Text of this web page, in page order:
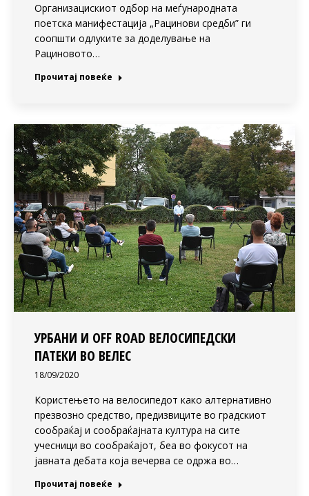
Организацискиот одбор на меѓународната
поетска манифестација „Рацинови средби” ги
соопшти одлуките за доделување на
Рациновото…
Прочитај повеќе
УРБАНИ И OFF ROAD ВЕЛОСИПЕДСКИ
ПАТЕКИ ВО ВЕЛЕС
18/09/2020
Користењето на велосипедот како алтернативно
презвозно средство, предизвиците во градскиот
сообраќај и сообраќајната култура на сите
учесници во сообраќајот, беа во фокусот на
јавната дебата која вечерва се одржа во…
Прочитај повеќе